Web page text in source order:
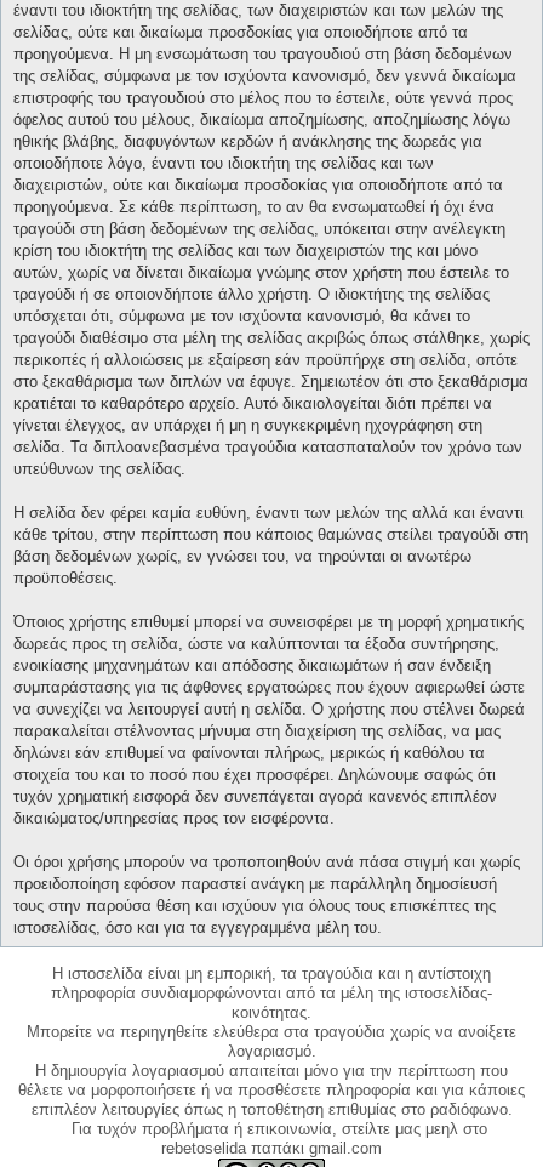
έναντι του ιδιοκτήτη της σελίδας, των διαχειριστών και των μελών της
σελίδας, ούτε και δικαίωμα προσδοκίας για οποιοδήποτε από τα
προηγούμενα. Η μη ενσωμάτωση του τραγουδιού στη βάση δεδομένων
της σελίδας, σύμφωνα με τον ισχύοντα κανονισμό, δεν γεννά δικαίωμα
επιστροφής του τραγουδιού στο μέλος που το έστειλε, ούτε γεννά προς
όφελος αυτού του μέλους, δικαίωμα αποζημίωσης, αποζημίωσης λόγω
ηθικής βλάβης, διαφυγόντων κερδών ή ανάκλησης της δωρεάς για
οποιοδήποτε λόγο, έναντι του ιδιοκτήτη της σελίδας και των
διαχειριστών, ούτε και δικαίωμα προσδοκίας για οποιοδήποτε από τα
προηγούμενα. Σε κάθε περίπτωση, το αν θα ενσωματωθεί ή όχι ένα
τραγούδι στη βάση δεδομένων της σελίδας, υπόκειται στην ανέλεγκτη
κρίση του ιδιοκτήτη της σελίδας και των διαχειριστών της και μόνο
αυτών, χωρίς να δίνεται δικαίωμα γνώμης στον χρήστη που έστειλε το
τραγούδι ή σε οποιονδήποτε άλλο χρήστη. Ο ιδιοκτήτης της σελίδας
υπόσχεται ότι, σύμφωνα με τον ισχύοντα κανονισμό, θα κάνει το
τραγούδι διαθέσιμο στα μέλη της σελίδας ακριβώς όπως στάλθηκε, χωρίς
περικοπές ή αλλοιώσεις με εξαίρεση εάν προϋπήρχε στη σελίδα, οπότε
στο ξεκαθάρισμα των διπλών να έφυγε. Σημειωτέον ότι στο ξεκαθάρισμα
κρατιέται το καθαρότερο αρχείο. Αυτό δικαιολογείται διότι πρέπει να
γίνεται έλεγχος, αν υπάρχει ή μη η συγκεκριμένη ηχογράφηση στη
σελίδα. Τα διπλοανεβασμένα τραγούδια κατασπαταλούν τον χρόνο των
υπεύθυνων της σελίδας.
Η σελίδα δεν φέρει καμία ευθύνη, έναντι των μελών της αλλά και έναντι
κάθε τρίτου, στην περίπτωση που κάποιος θαμώνας στείλει τραγούδι στη
βάση δεδομένων χωρίς, εν γνώσει του, να τηρούνται οι ανωτέρω
προϋποθέσεις.
Όποιος χρήστης επιθυμεί μπορεί να συνεισφέρει με τη μορφή χρηματικής
δωρεάς προς τη σελίδα, ώστε να καλύπτονται τα έξοδα συντήρησης,
ενοικίασης μηχανημάτων και απόδοσης δικαιωμάτων ή σαν ένδειξη
συμπαράστασης για τις άφθονες εργατοώρες που έχουν αφιερωθεί ώστε
να συνεχίζει να λειτουργεί αυτή η σελίδα. Ο χρήστης που στέλνει δωρεά
παρακαλείται στέλνοντας μήνυμα στη διαχείριση της σελίδας, να μας
δηλώνει εάν επιθυμεί να φαίνονται πλήρως, μερικώς ή καθόλου τα
στοιχεία του και το ποσό που έχει προσφέρει. Δηλώνουμε σαφώς ότι
τυχόν χρηματική εισφορά δεν συνεπάγεται αγορά κανενός επιπλέον
δικαιώματος/υπηρεσίας προς τον εισφέροντα.
Οι όροι χρήσης μπορούν να τροποποιηθούν ανά πάσα στιγμή και χωρίς
προειδοποίηση εφόσον παραστεί ανάγκη με παράλληλη δημοσίευσή
τους στην παρούσα θέση και ισχύουν για όλους τους επισκέπτες της
ιστοσελίδας, όσο και για τα εγγεγραμμένα μέλη του.
Η ιστοσελίδα είναι μη εμπορική, τα τραγούδια και η αντίστοιχη
πληροφορία συνδιαμορφώνονται από τα μέλη της ιστοσελίδας-
κοινότητας.
Μπορείτε να περιηγηθείτε ελεύθερα στα τραγούδια χωρίς να ανοίξετε
λογαριασμό.
Η δημιουργία λογαριασμού απαιτείται μόνο για την περίπτωση που
θέλετε να μορφοποιήσετε ή να προσθέσετε πληροφορία και για κάποιες
επιπλέον λειτουργίες όπως η τοποθέτηση επιθυμίας στο ραδιόφωνο.
Για τυχόν προβλήματα ή επικοινωνία, στείλτε μας μεηλ στο
rebetoselida παπάκι gmail.com